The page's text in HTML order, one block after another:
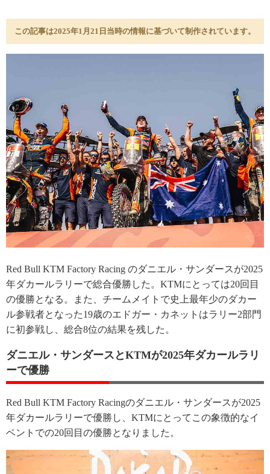
この記事は2025年1月21日当時の情報に基づいて制作されています。
Red Bull KTM Factory Racing のダニエル・サンダースが2025
年ダカールラリーで総合優勝した。KTMにとっては20回目
の優勝となる。また、チームメイトで史上最年少のダカー
ル参戦者となった19歳のエドガー・カネットはラリー2部門
に初参戦し、総合8位の結果を残した。
ダニエル・サンダースとKTMが2025年ダカールラリ
ーで優勝
Red Bull KTM Factory Racingのダニエル・サンダースが2025
年ダカールラリーで優勝し、KTMにとってこの象徴的なイ
ベントでの20回目の優勝となりました。